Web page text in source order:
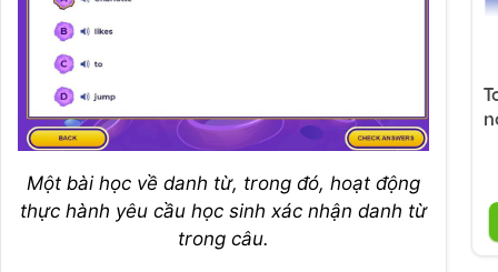
Một bài học về danh từ, trong đó, hoạt động
thực hành yêu cầu học sinh xác nhận danh từ
trong câu.